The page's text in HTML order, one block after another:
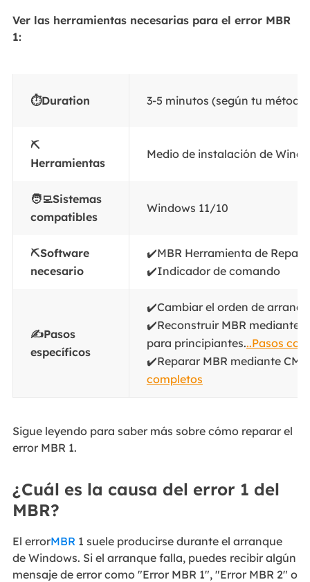
Ver las herramientas necesarias para el error MBR
1:
⏱️Duration 3-5 minutos (según tu método)
⛏
Herramientas
Medio de instalación de
🧑‍💻Sistemas
compatibles
Windows 11/10
⛏️Software
necesario
✔️MBR Herramienta de
✔️Indicador de comando
✍️Pasos
específicos
✔️Cambiar el orden de
✔️Reconstruir MBR mediante
para principiantes...Pasos
✔️Reparar MBR mediante
completos
Sigue leyendo para saber más sobre cómo reparar el
error MBR 1.
¿Cuál es la causa del error 1 del
MBR?
El errorMBR 1 suele producirse durante el arranque
de Windows. Si el arranque falla, puedes recibir algún
mensaje de error como "Error MBR 1", "Error MBR 2" o